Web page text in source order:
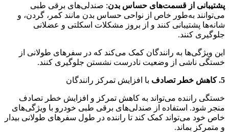
پشتیبانی از قسمت‌های حساس بدن: صندلی‌های برقی طبی
می‌توانند به‌طور خاص از نواحی حساس بدن مانند کمر، گردن، و
شانه‌ها پشتیبانی کنند و از بروز مشکلات اسکلتی و عضلانی
جلوگیری کنند.
این ویژگی‌ها به رانندگان کمک می‌کند که در سفرهای طولانی از
خستگی ناشی از وضعیت نادرست نشستن جلوگیری کنند.
5. کاهش خطر تصادف با افزایش تمرکز رانندگان
خستگی راننده می‌تواند به کاهش تمرکز و افزایش خطر تصادف
منجر شود. استفاده از صندلی‌های برقی طبی خودرو با ویژگی‌های
خاص خود می‌تواند کمک کند تا راننده در طول سفرهای طولانی بیدار
و متمرکز بماند.